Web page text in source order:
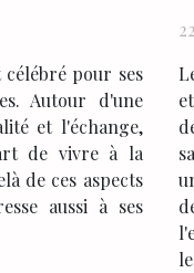
célébré pour ses
Autour d'une
et l'échange,
de vivre à la
de ces aspects
aussi à ses